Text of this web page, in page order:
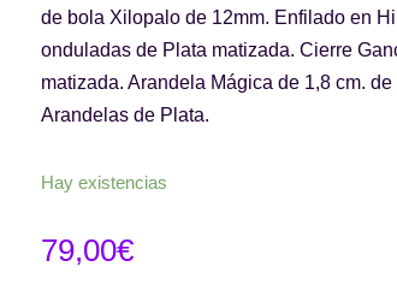
de bola Xilopalo de 12mm. Enfilado en
onduladas de Plata matizada. Cierre
matizada. Arandela Mágica de 1,8 cm.
Arandelas de Plata.
Hay existencias
79,00€